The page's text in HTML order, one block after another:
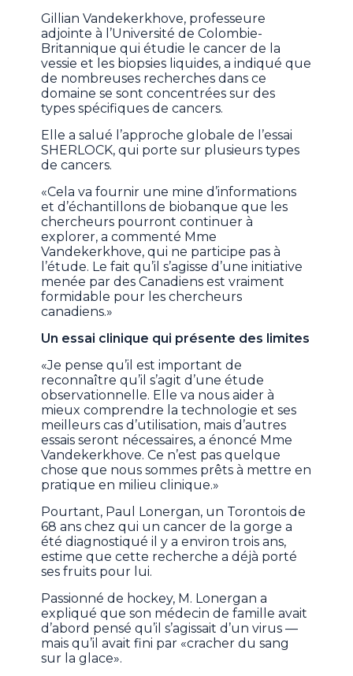
Gillian Vandekerkhove, professeure
adjointe à l’Université de Colombie-
Britannique qui étudie le cancer de la
vessie et les biopsies liquides, a indiqué que
de nombreuses recherches dans ce
domaine se sont concentrées sur des
types spécifiques de cancers.
Elle a salué l’approche globale de l’essai
SHERLOCK, qui porte sur plusieurs types
de cancers.
«Cela va fournir une mine d’informations
et d’échantillons de biobanque que les
chercheurs pourront continuer à
explorer, a commenté Mme
Vandekerkhove, qui ne participe pas à
l’étude. Le fait qu’il s’agisse d’une initiative
menée par des Canadiens est vraiment
formidable pour les chercheurs
canadiens.»
Un essai clinique qui présente des limites
«Je pense qu’il est important de
reconnaître qu’il s’agit d’une étude
observationnelle. Elle va nous aider à
mieux comprendre la technologie et ses
meilleurs cas d’utilisation, mais d’autres
essais seront nécessaires, a énoncé Mme
Vandekerkhove. Ce n’est pas quelque
chose que nous sommes prêts à mettre en
pratique en milieu clinique.»
Pourtant, Paul Lonergan, un Torontois de
68 ans chez qui un cancer de la gorge a
été diagnostiqué il y a environ trois ans,
estime que cette recherche a déjà porté
ses fruits pour lui.
Passionné de hockey, M. Lonergan a
expliqué que son médecin de famille avait
d’abord pensé qu’il s’agissait d’un virus —
mais qu’il avait fini par «cracher du sang
sur la glace».